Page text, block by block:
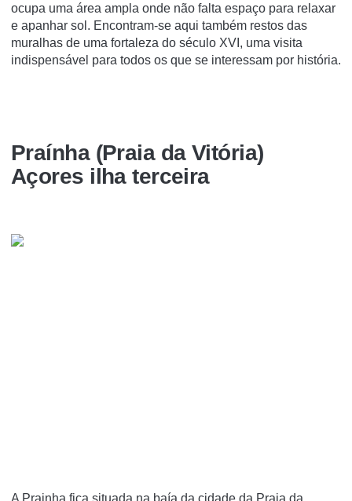
ocupa uma área ampla onde não falta espaço para relaxar
e apanhar sol. Encontram-se aqui também restos das
muralhas de uma fortaleza do século XVI, uma visita
indispensável para todos os que se interessam por história.
Praínha (Praia da Vitória)
Açores ilha terceira